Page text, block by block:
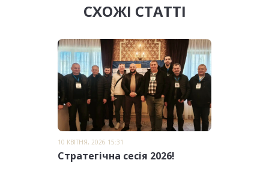
СХОЖІ СТАТТІ
10 КВІТНЯ, 2026 15:31
Стратегічна сесія 2026!